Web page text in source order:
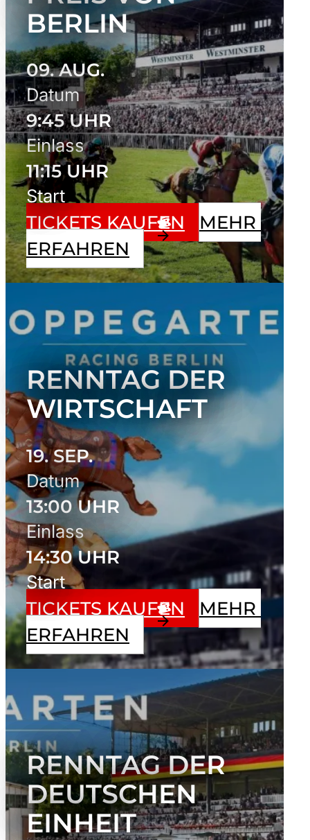
ERLIN
09. AUG.
Datum
9:45 UHR
Einlass
11:15 UHR
Start
TICKETS KAUFEN
MEHR
ERFAHREN
RENNTAG DER
WIRTSCHAFT
19. SEP.
Datum
13:00 UHR
Einlass
14:30 UHR
Start
TICKETS KAUFEN
MEHR
ERFAHREN
RENNTAG DER
DEUTSCHEN
EINHEIT